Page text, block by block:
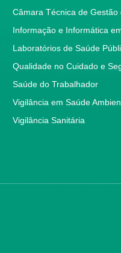
Câmara Técnica de Gestão
Informação e Informática
Laboratórios de Saúde
Qualidade no Cuidado e
Saúde do Trabalhador
Vigilância em Saúde
Vigilância Sanitária